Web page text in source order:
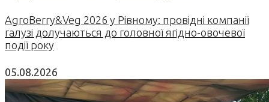
AgroBerry&Veg 2026 у Рівному: провідні компанії
галузі долучаються до головної ягідно-овочевої
події року
05.08.2026